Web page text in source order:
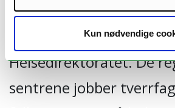
Kun nødvendige
Sped- og småbarns
en nasjonal satsing
Helsedirektoratet. De
sentrene jobber